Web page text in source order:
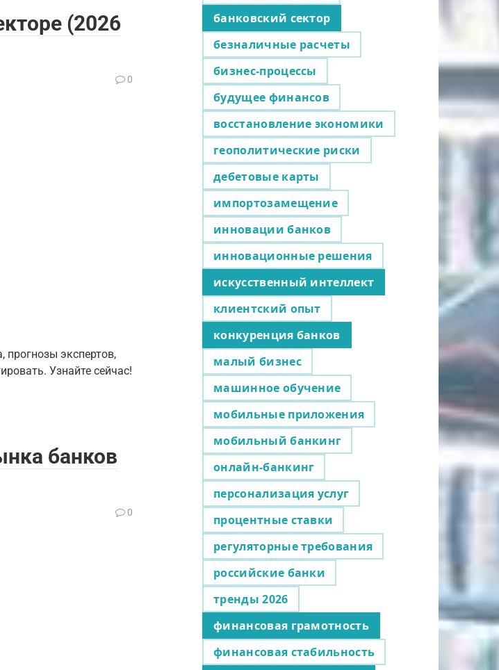
(2026
0
прогнозы экспертов,
Узнайте сейчас!
банков
0
банковский сектор
безналичные расчеты
бизнес-процессы
будущее финансов
восстановление экономики
геополитические риски
дебетовые карты
импортозамещение
инновации банков
инновационные решения
искусственный интеллект
клиентский опыт
конкуренция банков
малый бизнес
машинное обучение
мобильные приложения
мобильный банкинг
онлайн-банкинг
персонализация услуг
процентные ставки
регуляторные требования
российские банки
тренды 2026
финансовая грамотность
финансовая стабильность